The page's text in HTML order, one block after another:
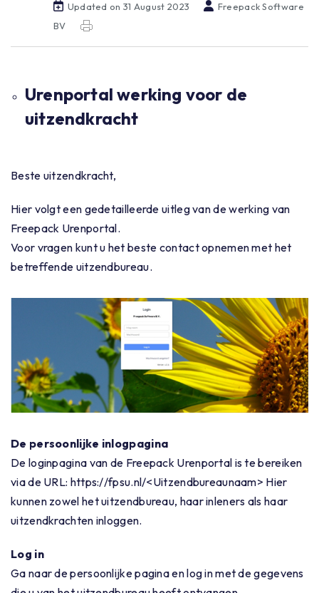
Updated on 31 August 2023
Freepack Software
BV
Urenportal werking voor de
uitzendkracht
Beste uitzendkracht,
Hier volgt een gedetailleerde uitleg van de werking van
Freepack Urenportal.
Voor vragen kunt u het beste contact opnemen met het
betreffende uitzendbureau.
De persoonlijke inlogpagina
De loginpagina van de Freepack Urenportal is te bereiken
via de URL: https://fpsu.nl/<Uitzendbureaunaam> Hier
kunnen zowel het uitzendbureau, haar inleners als haar
uitzendkrachten inloggen.
Log in
Ga naar de persoonlijke pagina en log in met de gegevens